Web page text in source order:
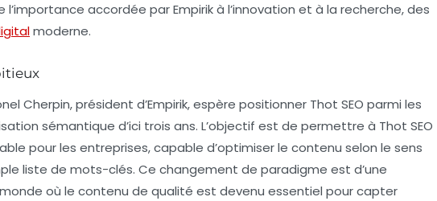
l’importance accordée par Empirik à l’innovation et à la recherche, des
moderne.
Cherpin, président d’Empirik, espère positionner Thot SEO parmi les
sémantique d’ici trois ans. L’objectif est de permettre à Thot SEO
pour les entreprises, capable d’optimiser le contenu selon le sens
liste de mots-clés. Ce changement de paradigme est d’une
où le contenu de qualité est devenu essentiel pour capter